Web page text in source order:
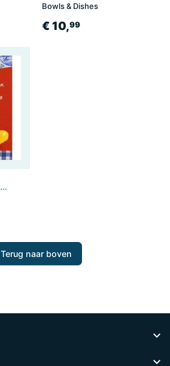
Bowls & Dishes
€ 10,99
Nederlandse keuken / Dutch Cuisine
Terug naar boven

